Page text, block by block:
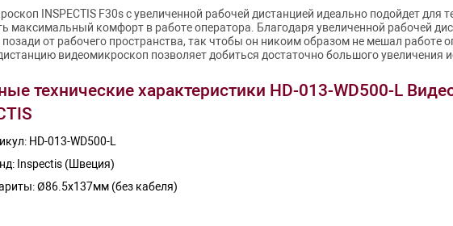
INSPECTIS F30s с увеличенной рабочей дистанцией идеально подойдет для
максимальный комфорт в работе оператора. Благодаря увеличенной рабочей
позади от рабочего пространства, так чтобы он никоим образом не мешал работе
видеомикроскоп позволяет добиться достаточно большого увеличения
технические характеристики HD-013-WD500-L
HD-013-WD500-L
Inspectis (Швеция)
Ø86.5х137мм (без кабеля)